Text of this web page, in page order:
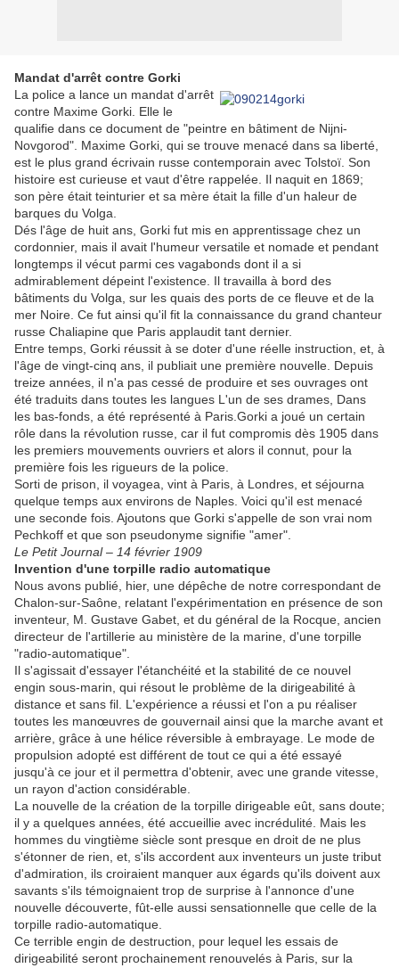
Mandat d'arrêt contre Gorki
La police a lance un mandat d'arrêt
contre Maxime Gorki. Elle le
qualifie dans ce document de "peintre en bâtiment de Nijni-
Novgorod". Maxime Gorki, qui se trouve menacé dans sa liberté,
est le plus grand écrivain russe contemporain avec Tolstoï. Son
histoire est curieuse et vaut d'être rappelée. Il naquit en 1869;
son père était teinturier et sa mère était la fille d'un haleur de
barques du Volga.
Dés l'âge de huit ans, Gorki fut mis en apprentissage chez un
cordonnier, mais il avait l'humeur versatile et nomade et pendant
longtemps il vécut parmi ces vagabonds dont il a si
admirablement dépeint l'existence. Il travailla à bord des
bâtiments du Volga, sur les quais des ports de ce fleuve et de la
mer Noire. Ce fut ainsi qu'il fit la connaissance du grand chanteur
russe Chaliapine que Paris applaudit tant dernier.
Entre temps, Gorki réussit à se doter d'une réelle instruction, et, à
l'âge de vingt-cinq ans, il publiait une première nouvelle. Depuis
treize années, il n'a pas cessé de produire et ses ouvrages ont
été traduits dans toutes les langues L'un de ses drames, Dans
les bas-fonds, a été représenté à Paris.Gorki a joué un certain
rôle dans la révolution russe, car il fut compromis dès 1905 dans
les premiers mouvements ouvriers et alors il connut, pour la
première fois les rigueurs de la police.
Sorti de prison, il voyagea, vint à Paris, à Londres, et séjourna
quelque temps aux environs de Naples. Voici qu'il est menacé
une seconde fois. Ajoutons que Gorki s'appelle de son vrai nom
Pechkoff et que son pseudonyme signifie "amer".
Le Petit Journal – 14 février 1909
Invention d'une torpille radio automatique
Nous avons publié, hier, une dépêche de notre correspondant de
Chalon-sur-Saône, relatant l'expérimentation en présence de son
inventeur, M. Gustave Gabet, et du général de la Rocque, ancien
directeur de l'artillerie au ministère de la marine, d'une torpille
"radio-automatique".
Il s'agissait d'essayer l'étanchéité et la stabilité de ce nouvel
engin sous-marin, qui résout le problème de la dirigeabilité à
distance et sans fil. L'expérience a réussi et l'on a pu réaliser
toutes les manœuvres de gouvernail ainsi que la marche avant et
arrière, grâce à une hélice réversible à embrayage. Le mode de
propulsion adopté est différent de tout ce qui a été essayé
jusqu'à ce jour et il permettra d'obtenir, avec une grande vitesse,
un rayon d'action considérable.
La nouvelle de la création de la torpille dirigeable eût, sans doute;
il y a quelques années, été accueillie avec incrédulité. Mais les
hommes du vingtième siècle sont presque en droit de ne plus
s'étonner de rien, et, s'ils accordent aux inventeurs un juste tribut
d'admiration, ils croiraient manquer aux égards qu'ils doivent aux
savants s'ils témoignaient trop de surprise à l'annonce d'une
nouvelle découverte, fût-elle aussi sensationnelle que celle de la
torpille radio-automatique.
Ce terrible engin de destruction, pour lequel les essais de
dirigeabilité seront prochainement renouvelés à Paris, sur la